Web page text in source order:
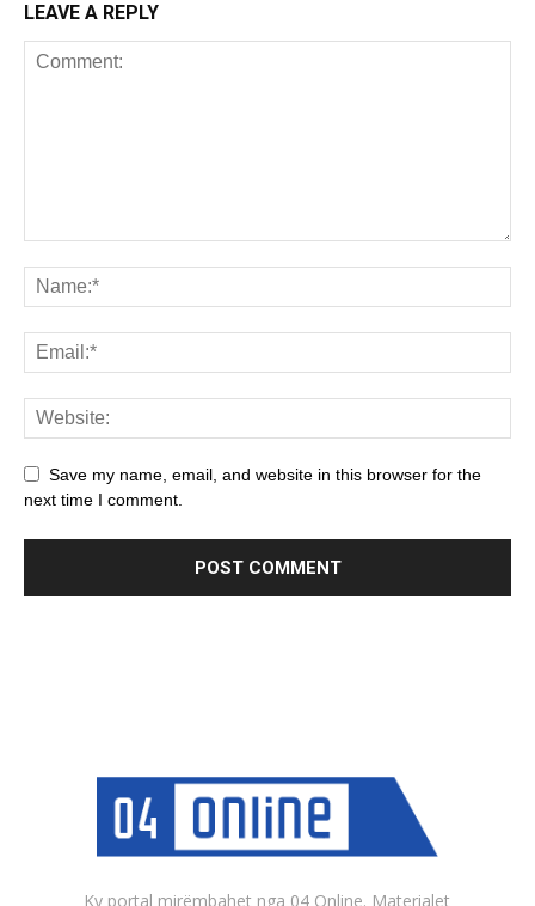
LEAVE A REPLY
Save my name, email, and website in this browser for the
next time I comment.
Ky portal mirëmbahet nga 04 Online. Materialet